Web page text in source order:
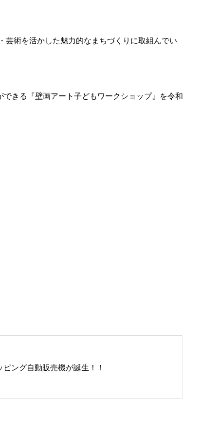
芸術を活かした魅力的なまちづくりに取組んでい
きる『壁画アート子どもワークショップ』を令和
ピング自動販売機が誕生！！